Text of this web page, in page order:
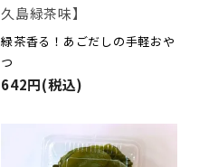
久島緑茶味】
緑茶香る！あごだしの手軽おや
つ
642円(税込)